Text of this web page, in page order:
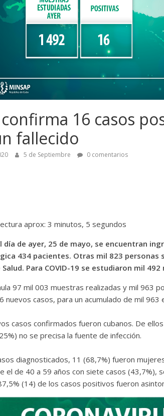
16 casos
fallecido
5 de Septiembre 0 comentarios
aprox: 3 minutos, 5 segundos
día de ayer, 25 de mayo, se encuentran
434 pacientes. Otras mil 823 personas
Salud. Para COVID-19 se estudiaron mil
97 mil 003 muestras realizadas y mil 963
nuevos casos, para un acumulado de mil 963
casos confirmados fueron cubanos. De
no se precisa la fuente de infección.
diagnosticados, 11 (68,7%) fueron
el de 40 a 59 años con siete casos (43,7%),
(14) de los casos positivos fueron